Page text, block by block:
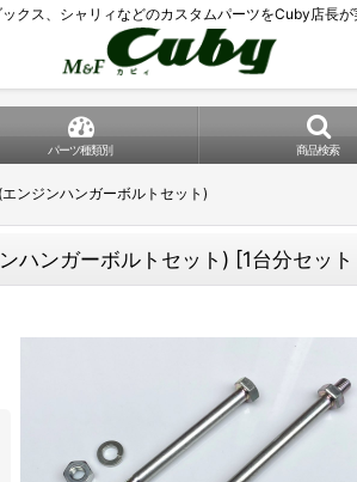
クス、シャリィなどのカスタムパーツをCuby店長
パーツ種類別 商品検索
ンジンハンガーボルトセット)
ハンガーボルトセット) [1台分セッ